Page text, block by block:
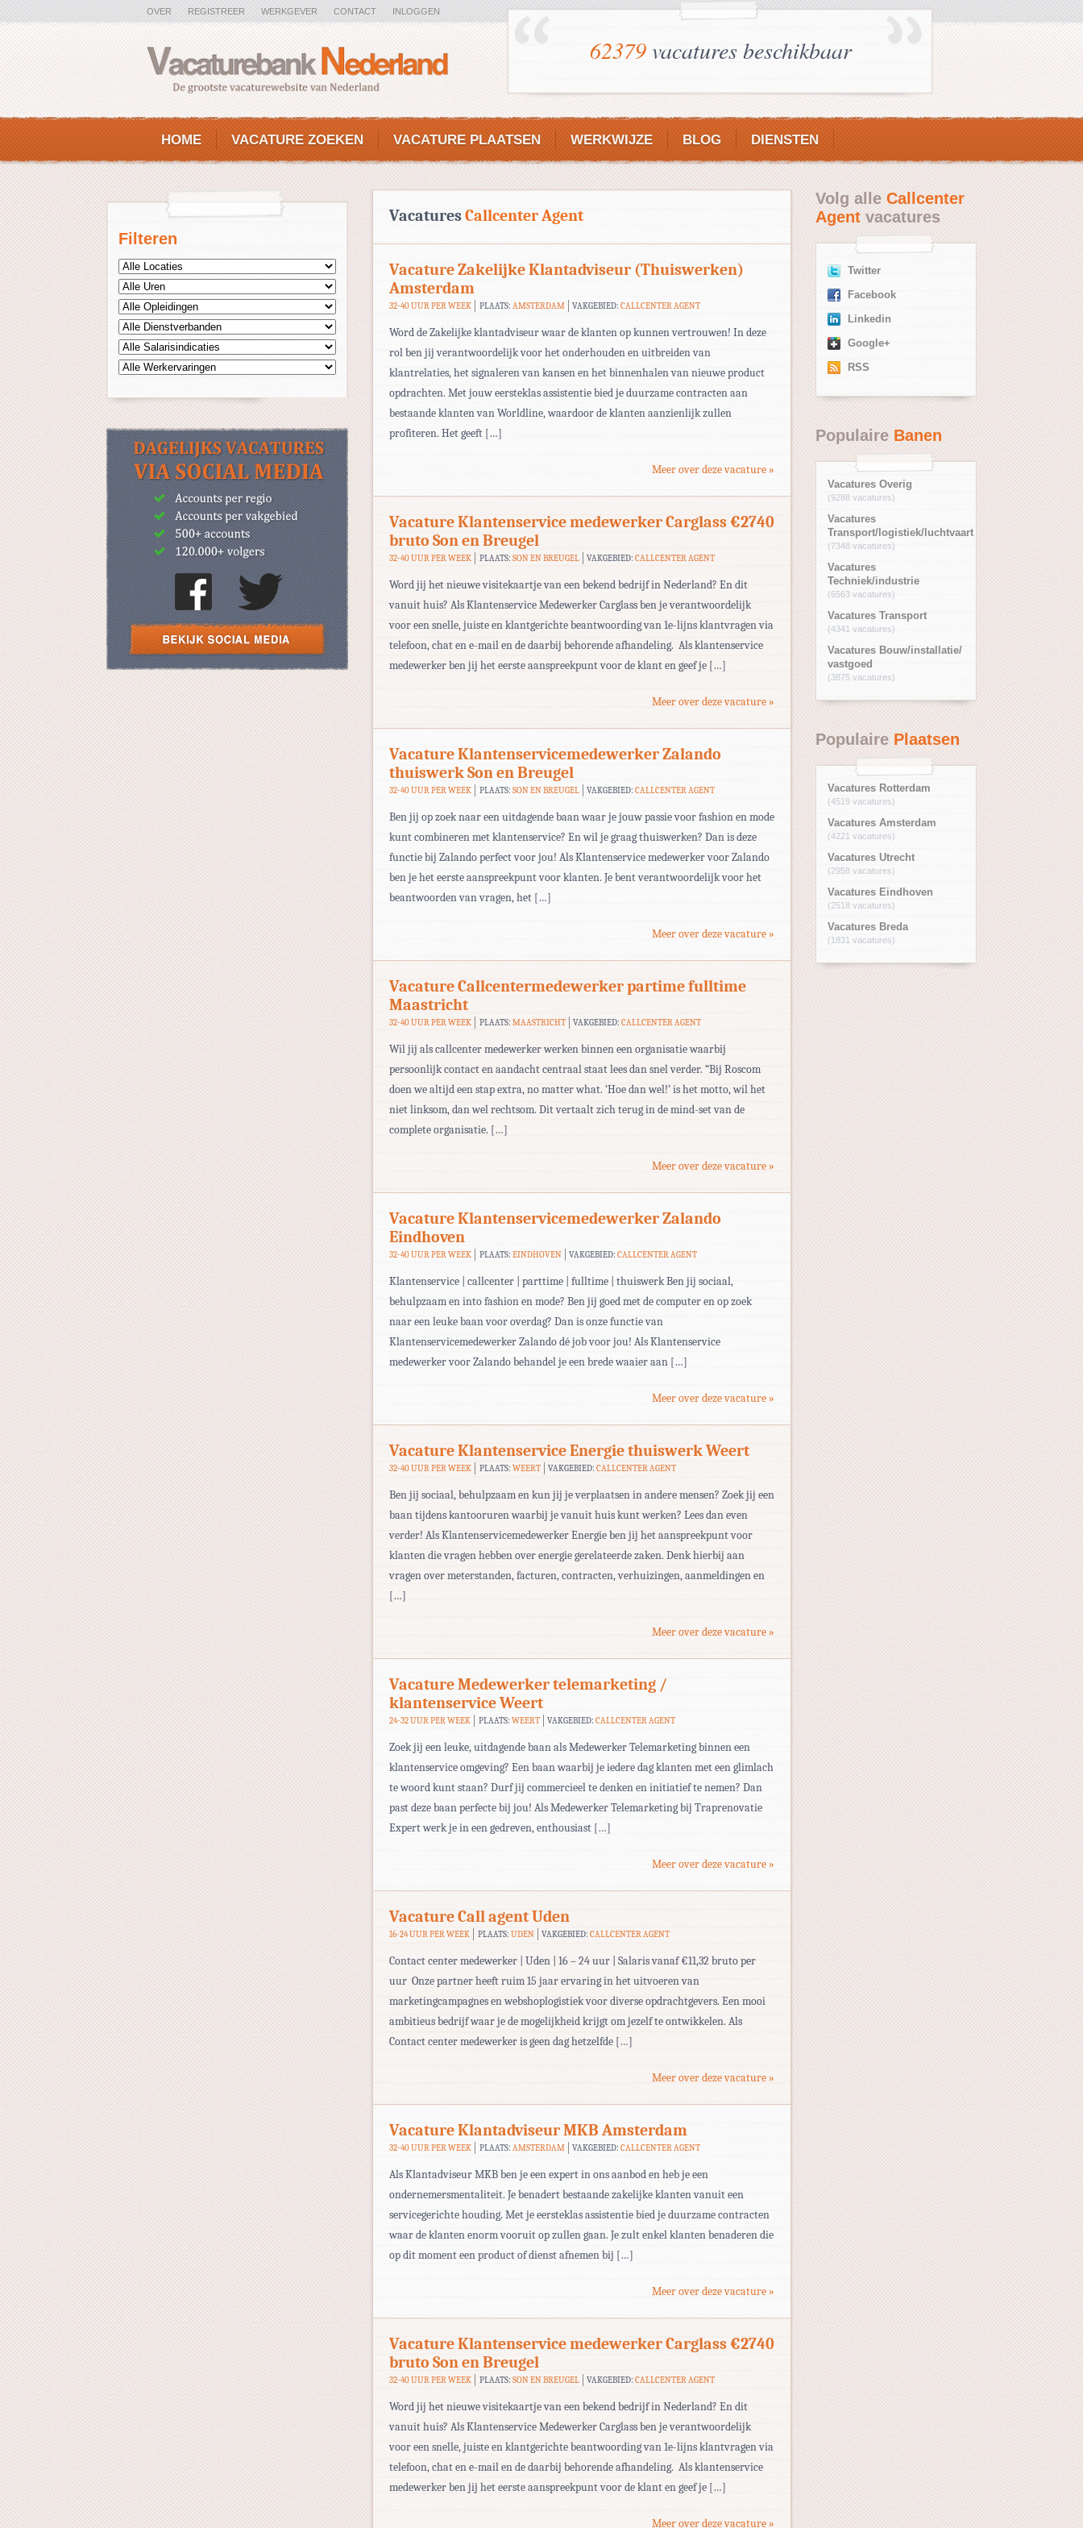
OVER REGISTREER WERKGEVER CONTACT INLOGGEN
62379vacatures beschikbaar
HOME VACATURE ZOEKEN VACATURE PLAATSEN WERKWIJZE BLOG DIENSTEN
Filteren
VacaturesCallcenter Agent
Vacature Zakelijke Klantadviseur (Thuiswerken)
Amsterdam
32-40 UUR PER WEEK PLAATS: AMSTERDAM VAKGEBIED:CALLCENTER AGENT
Word de Zakelijke klantadviseur waar de klanten op kunnen vertrouwen! In deze
rol ben jij verantwoordelijk voor het onderhouden en uitbreiden van
klantrelaties, het signaleren van kansen en het binnenhalen van nieuwe product
opdrachten. Met jouw eersteklas assistentie bied je duurzame contracten aan
bestaande klanten van Worldline, waardoor de klanten aanzienlijk zullen
profiteren. Het geeft […]
Meer over deze vacature »
Vacature Klantenservice medewerker Carglass €2740
bruto Son en Breugel
32-40 UUR PER WEEK PLAATS: SON EN BREUGEL VAKGEBIED:CALLCENTER AGENT
Word jij het nieuwe visitekaartje van een bekend bedrijf in Nederland? En dit
vanuit huis? Als Klantenservice Medewerker Carglass ben je verantwoordelijk
voor een snelle, juiste en klantgerichte beantwoording van 1e-lijns klantvragen via
telefoon, chat en e-mail en de daarbij behorende afhandeling. Als klantenservice
medewerker ben jij het eerste aanspreekpunt voor de klant en geef je […]
Meer over deze vacature »
Vacature Klantenservicemedewerker Zalando
thuiswerk Son en Breugel
32-40 UUR PER WEEK PLAATS: SON EN BREUGEL VAKGEBIED:CALLCENTER AGENT
Ben jij op zoek naar een uitdagende baan waar je jouw passie voor fashion en mode
kunt combineren met klantenservice? En wil je graag thuiswerken? Dan is deze
functie bij Zalando perfect voor jou! Als Klantenservice medewerker voor Zalando
ben je het eerste aanspreekpunt voor klanten. Je bent verantwoordelijk voor het
beantwoorden van vragen, het […]
Meer over deze vacature »
Vacature Callcentermedewerker partime fulltime
Maastricht
32-40 UUR PER WEEK PLAATS: MAASTRICHT VAKGEBIED:CALLCENTER AGENT
Wil jij als callcenter medewerker werken binnen een organisatie waarbij
persoonlijk contact en aandacht centraal staat lees dan snel verder. “Bij Roscom
doen we altijd een stap extra, no matter what. ‘Hoe dan wel!’ is het motto, wil het
niet linksom, dan wel rechtsom. Dit vertaalt zich terug in de mind-set van de
complete organisatie. […]
Meer over deze vacature »
Vacature Klantenservicemedewerker Zalando
Eindhoven
32-40 UUR PER WEEK PLAATS: EINDHOVEN VAKGEBIED:CALLCENTER AGENT
Klantenservice | callcenter | parttime | fulltime | thuiswerk Ben jij sociaal,
behulpzaam en into fashion en mode? Ben jij goed met de computer en op zoek
naar een leuke baan voor overdag? Dan is onze functie van
Klantenservicemedewerker Zalando dé job voor jou! Als Klantenservice
medewerker voor Zalando behandel je een brede waaier aan […]
Meer over deze vacature »
Vacature Klantenservice Energie thuiswerk Weert
32-40 UUR PER WEEK PLAATS: WEERT VAKGEBIED:CALLCENTER AGENT
Ben jij sociaal, behulpzaam en kun jij je verplaatsen in andere mensen? Zoek jij een
baan tijdens kantooruren waarbij je vanuit huis kunt werken? Lees dan even
verder! Als Klantenservicemedewerker Energie ben jij het aanspreekpunt voor
klanten die vragen hebben over energie gerelateerde zaken. Denk hierbij aan
vragen over meterstanden, facturen, contracten, verhuizingen, aanmeldingen en
[…]
Meer over deze vacature »
Vacature Medewerker telemarketing /
klantenservice Weert
24-32 UUR PER WEEK PLAATS: WEERT VAKGEBIED:CALLCENTER AGENT
Zoek jij een leuke, uitdagende baan als Medewerker Telemarketing binnen een
klantenservice omgeving? Een baan waarbij je iedere dag klanten met een glimlach
te woord kunt staan? Durf jij commercieel te denken en initiatief te nemen? Dan
past deze baan perfecte bij jou! Als Medewerker Telemarketing bij Traprenovatie
Expert werk je in een gedreven, enthousiast […]
Meer over deze vacature »
Vacature Call agent Uden
16-24 UUR PER WEEK PLAATS: UDEN VAKGEBIED:CALLCENTER AGENT
Contact center medewerker | Uden | 16 – 24 uur | Salaris vanaf €11,32 bruto per
uur Onze partner heeft ruim 15 jaar ervaring in het uitvoeren van
marketingcampagnes en webshoplogistiek voor diverse opdrachtgevers. Een mooi
ambitieus bedrijf waar je de mogelijkheid krijgt om jezelf te ontwikkelen. Als
Contact center medewerker is geen dag hetzelfde […]
Meer over deze vacature »
Vacature Klantadviseur MKB Amsterdam
32-40 UUR PER WEEK PLAATS: AMSTERDAM VAKGEBIED:CALLCENTER AGENT
Als Klantadviseur MKB ben je een expert in ons aanbod en heb je een
ondernemersmentaliteit. Je benadert bestaande zakelijke klanten vanuit een
servicegerichte houding. Met je eersteklas assistentie bied je duurzame contracten
waar de klanten enorm vooruit op zullen gaan. Je zult enkel klanten benaderen die
op dit moment een product of dienst afnemen bij […]
Meer over deze vacature »
Vacature Klantenservice medewerker Carglass €2740
bruto Son en Breugel
32-40 UUR PER WEEK PLAATS: SON EN BREUGEL VAKGEBIED:CALLCENTER AGENT
Word jij het nieuwe visitekaartje van een bekend bedrijf in Nederland? En dit
vanuit huis? Als Klantenservice Medewerker Carglass ben je verantwoordelijk
voor een snelle, juiste en klantgerichte beantwoording van 1e-lijns klantvragen via
telefoon, chat en e-mail en de daarbij behorende afhandeling. Als klantenservice
medewerker ben jij het eerste aanspreekpunt voor de klant en geef je […]
Meer over deze vacature »
Volg alleCallcenter
Agentvacatures
Twitter
Facebook
Linkedin
Google+
RSS
PopulaireBanen
Vacatures Overig
(9288 vacatures)
Vacatures
Transport/logistiek/luchtvaart
(7348 vacatures)
Vacatures
Techniek/industrie
(6563 vacatures)
Vacatures Transport
(4341 vacatures)
Vacatures Bouw/installatie/
vastgoed
(3875 vacatures)
Populaire Plaatsen
Vacatures Rotterdam
(4519 vacatures)
Vacatures Amsterdam
(4221 vacatures)
Vacatures Utrecht
(2958 vacatures)
Vacatures Eindhoven
(2518 vacatures)
Vacatures Breda
(1831 vacatures)